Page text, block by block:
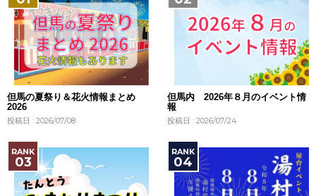
但馬の夏祭り＆花火情報まとめ
2026
投稿日 : 2026/07/08
但馬内 2026年８月のイベント情
報
投稿日 : 2026/07/24